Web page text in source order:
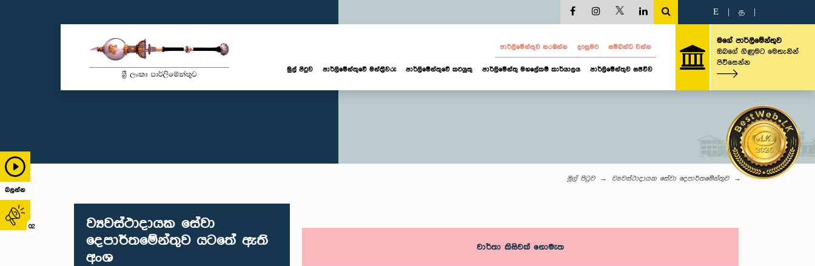
බලන්න
02
E த
පාර්ලි‌මේන්තුව නරඹන්න දැනුමට සම්බන්ධ වන්න
මුල් පිටුව පාර්ලි‌මේන්තුවේ මන්ත්‍රීවරු පාර්ලිමේන්තුවේ කටයුතු පාර්ලිමේන්තු මහලේකම් කාර්යාලය පාර්ලිමේන්තුව සජීවීව
මගේ පාර්ලිමේන්තුව
ඔබගේ ගිණුමට මෙතැනින්
පිවිසෙන්න
මුල් පිටුව ව්‍යවස්ථාදායක සේවා දෙපාර්තමේන්තුව
ව්‍යවස්ථාදායක සේවා
දෙපාර්තමේන්තුව යටතේ ඇති
අංශ
වාර්තා කිසිවක් නොමැත